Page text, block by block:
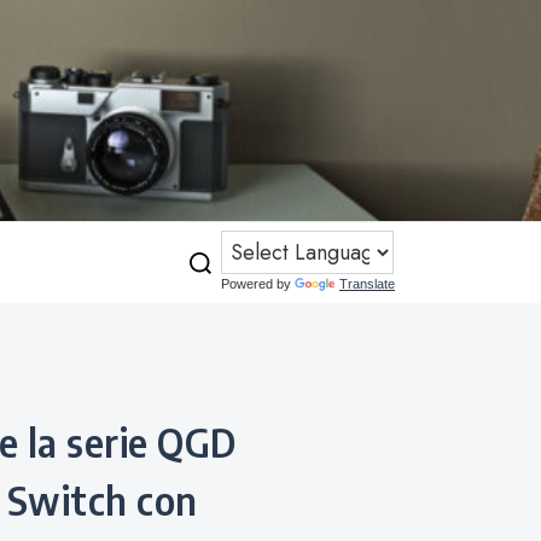
Powered by Translate
con